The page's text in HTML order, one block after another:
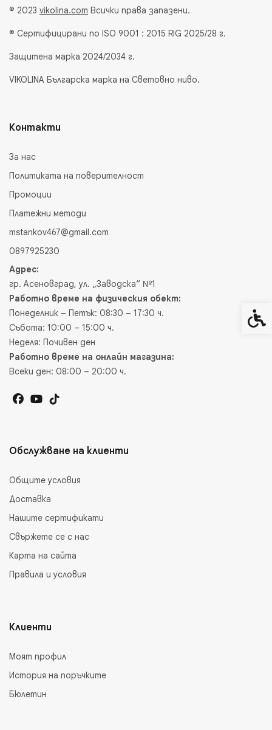
© 2023 vikolina.com Всички права запазени.
® Сертифицирани по ISO 9001 : 2015 RIG 2025/28 г.
Защитена марка 2024/2034 г.
VIKOLINA Българска марка на Световно ниво.
Контакти
За нас
Политиката на поверителност
Промоции
Платежни методи
mstankov467@gmail.com
0897925230
Адрес:
гр. Асеновград, ул. „Заводска“ №1
Работно време на физическия обект:
Понеделник – Петък: 08:30 – 17:30 ч.
Събота: 10:00 – 15:00 ч.
Неделя: Почивен ден
Работно време на онлайн магазина:
Всеки ден: 08:00 – 20:00 ч.
Обслужване на клиенти
Общите условия
Доставка
Нашите сертификати
Свържете се с нас
Карта на сайта
Правила и условия
Клиенти
Моят профил
История на поръчките
Бюлетин